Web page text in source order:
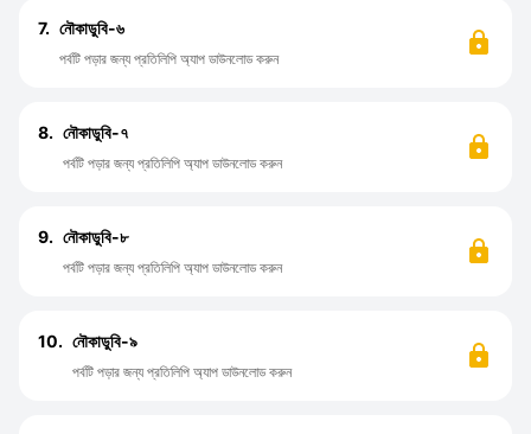
7. নৌকাডুবি-৬
পর্বটি পড়ার জন্য প্রতিলিপি অ্যাপ ডাউনলোড করুন
8. নৌকাডুবি-৭
পর্বটি পড়ার জন্য প্রতিলিপি অ্যাপ ডাউনলোড করুন
9. নৌকাডুবি-৮
পর্বটি পড়ার জন্য প্রতিলিপি অ্যাপ ডাউনলোড করুন
10. নৌকাডুবি-৯
পর্বটি পড়ার জন্য প্রতিলিপি অ্যাপ ডাউনলোড করুন